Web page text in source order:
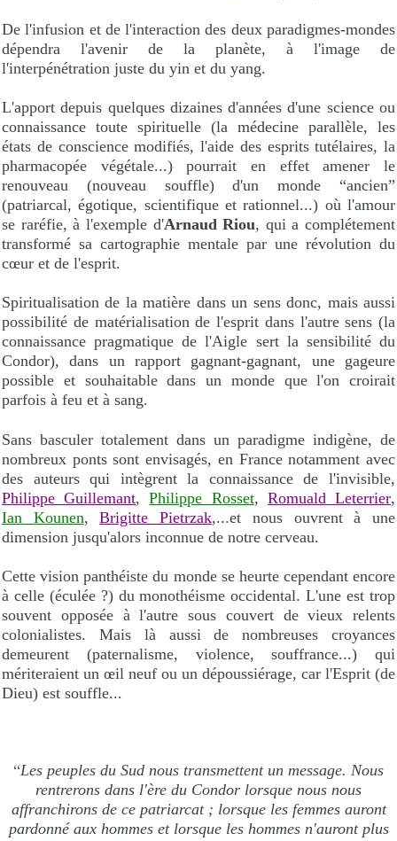
De l'infusion et de l'interaction des deux paradigmes-mondes
dépendra l'avenir de la planète, à l'image de
l'interpénétration juste du yin et du yang.
L'apport depuis quelques dizaines d'années d'une science ou
connaissance toute spirituelle (la médecine parallèle, les
états de conscience modifiés, l'aide des esprits tutélaires, la
pharmacopée végétale...) pourrait en effet amener le
renouveau (nouveau souffle) d'un monde “ancien”
(patriarcal, égotique, scientifique et rationnel...) où l'amour
se raréfie, à l'exemple d'Arnaud Riou, qui a complétement
transformé sa cartographie mentale par une révolution du
cœur et de l'esprit.
Spiritualisation de la matière dans un sens donc, mais aussi
possibilité de matérialisation de l'esprit dans l'autre sens (la
connaissance pragmatique de l'Aigle sert la sensibilité du
Condor), dans un rapport gagnant-gagnant, une gageure
possible et souhaitable dans un monde que l'on croirait
parfois à feu et à sang.
Sans basculer totalement dans un paradigme indigène, de
nombreux ponts sont envisagés, en France notamment avec
des auteurs qui intègrent la connaissance de l'invisible,
Philippe Guillemant,Philippe Rosset, Romuald Leterrier,
Ian Kounen,Brigitte Pietrzak,...et nous ouvrent à une
dimension jusqu'alors inconnue de notre cerveau.
Cette vision panthéiste du monde se heurte cependant encore
à celle (éculée ?) du monothéisme occidental. L'une est trop
souvent opposée à l'autre sous couvert de vieux relents
colonialistes. Mais là aussi de nombreuses croyances
demeurent (paternalisme, violence, souffrance...) qui
mériteraient un œil neuf ou un dépoussiérage, car l'Esprit (de
Dieu) est souffle...
“Les peuples du Sud nous transmettent un message. Nous
rentrerons dans l'ère du Condor lorsque nous nous
affranchirons de ce patriarcat ; lorsque les femmes auront
pardonné aux hommes et lorsque les hommes n'auront plus